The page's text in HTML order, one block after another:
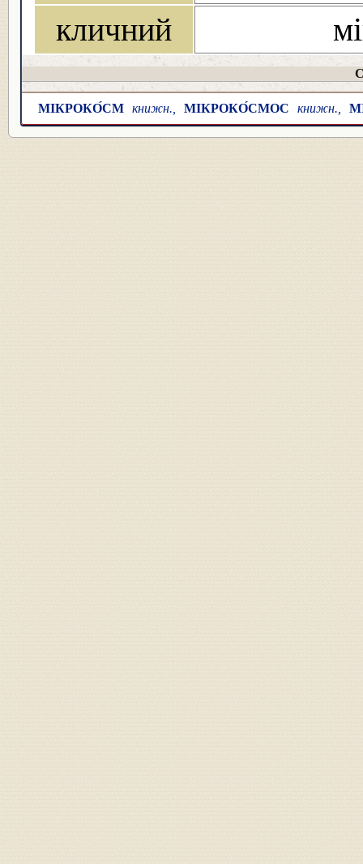
кличний
МІКРОКО́СМ книжн., МІКРОКО́СМОС книжн.,